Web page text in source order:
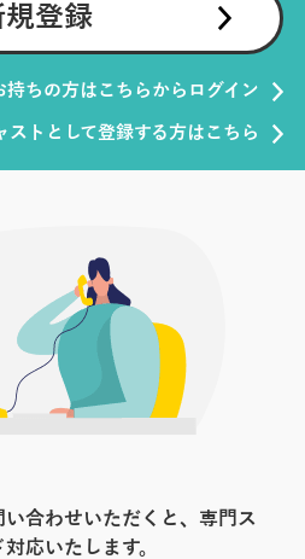
規登録
ちの方はこちらからログイン
ストとして登録する方はこちら
合わせいただくと、専門ス
応いたします。